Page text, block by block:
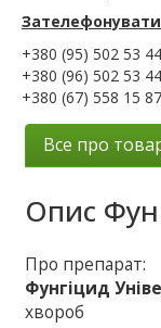
+380 (95) 502 53 44
+380 (96) 502 53 44
+380 (67) 558 15 87
Все про
Опис
Про препарат:
Фунгіцид
хвороб